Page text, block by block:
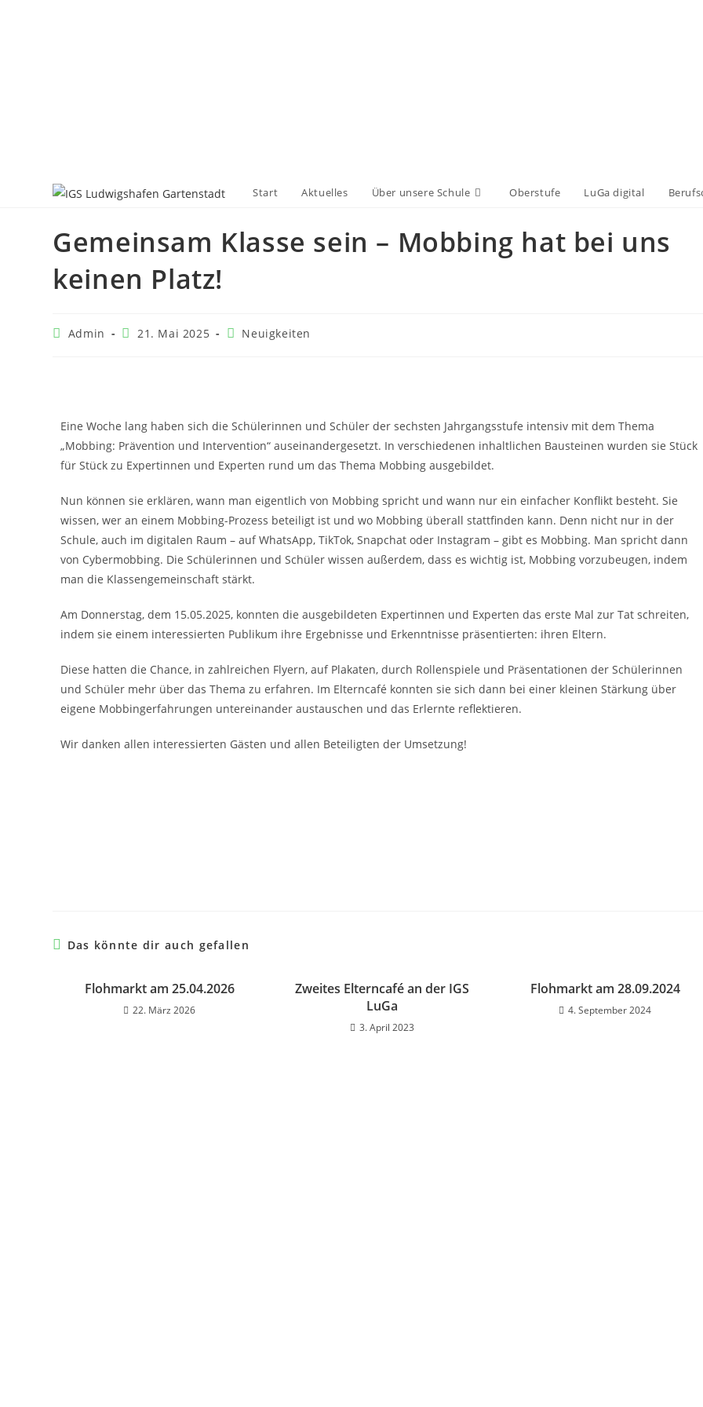
Start Aktuelles Über unsere Schule Oberstufe LuGa digital
Gemeinsam Klasse sein – Mobbing hat bei uns
keinen Platz!
Admin 21. Mai 2025 Neuigkeiten
Eine Woche lang haben sich die Schülerinnen und Schüler der sechsten Jahrgangsstufe intensiv mit dem Thema
„Mobbing: Prävention und Intervention“ auseinandergesetzt. In verschiedenen inhaltlichen Bausteinen wurden sie Stück
für Stück zu Expertinnen und Experten rund um das Thema Mobbing ausgebildet.
Nun können sie erklären, wann man eigentlich von Mobbing spricht und wann nur ein einfacher Konflikt besteht. Sie
wissen, wer an einem Mobbing-Prozess beteiligt ist und wo Mobbing überall stattfinden kann. Denn nicht nur in der
Schule, auch im digitalen Raum – auf WhatsApp, TikTok, Snapchat oder Instagram – gibt es Mobbing. Man spricht dann
von Cybermobbing. Die Schülerinnen und Schüler wissen außerdem, dass es wichtig ist, Mobbing vorzubeugen, indem
man die Klassengemeinschaft stärkt.
Am Donnerstag, dem 15.05.2025, konnten die ausgebildeten Expertinnen und Experten das erste Mal zur Tat schreiten,
indem sie einem interessierten Publikum ihre Ergebnisse und Erkenntnisse präsentierten: ihren Eltern.
Diese hatten die Chance, in zahlreichen Flyern, auf Plakaten, durch Rollenspiele und Präsentationen der Schülerinnen
und Schüler mehr über das Thema zu erfahren. Im Elterncafé konnten sie sich dann bei einer kleinen Stärkung über
eigene Mobbingerfahrungen untereinander austauschen und das Erlernte reflektieren.
Wir danken allen interessierten Gästen und allen Beteiligten der Umsetzung!
Das könnte dir auch gefallen
Flohmarkt am 25.04.2026
22. März 2026
Zweites Elterncafé an der IGS
LuGa
3. April 2023
Flohmarkt am 28.09.2024
4. September 2024